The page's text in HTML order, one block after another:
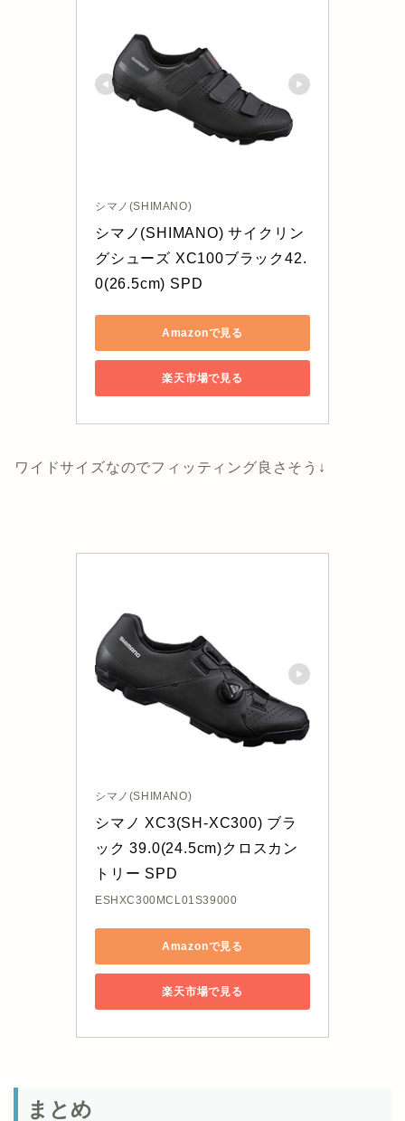
シマノ(SHIMANO)
シマノ(SHIMANO) サイクリン
グシューズ XC100ブラック42.
0(26.5cm) SPD
Amazonで見る
楽天市場で見る
ワイドサイズなのでフィッティング良さそう↓
シマノ(SHIMANO)
シマノ XC3(SH-XC300) ブラ
ック 39.0(24.5cm)クロスカン
トリー SPD
ESHXC300MCL01S39000
Amazonで見る
楽天市場で見る
まとめ